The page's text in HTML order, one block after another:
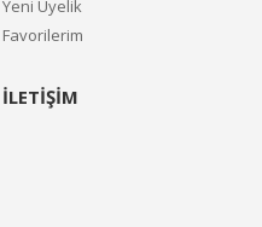
Yeni Üyelik
Favorilerim
İLETİŞİM